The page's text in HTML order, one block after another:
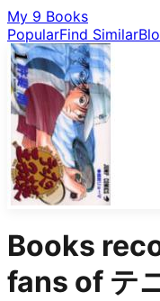
My 9 Books
PopularFind Similar
Books
fans of テ